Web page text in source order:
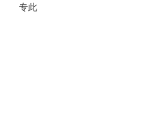
专此